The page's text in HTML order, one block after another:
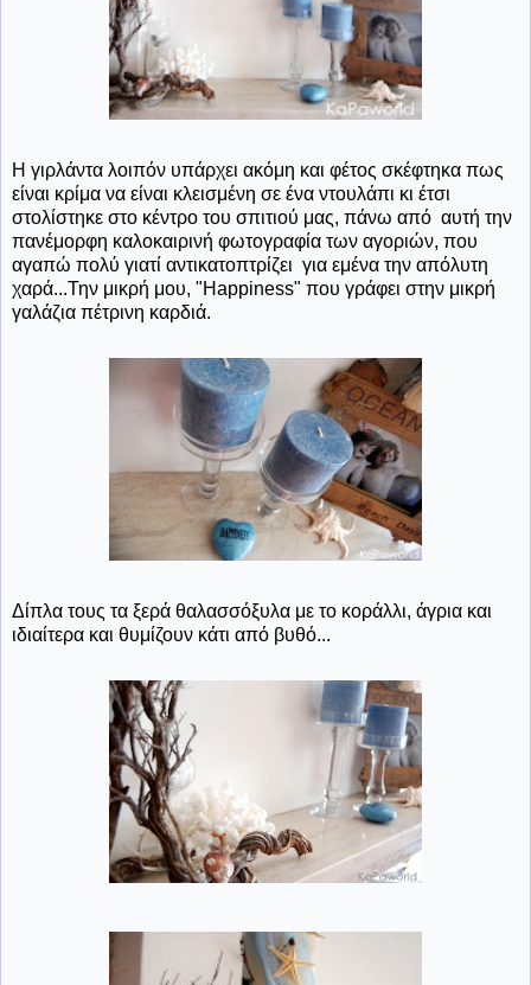
Η γιρλάντα λοιπόν υπάρχει ακόμη και φέτος σκέφτηκα πως
είναι κρίμα να είναι κλεισμένη σε ένα ντουλάπι κι έτσι
στολίστηκε στο κέντρο του σπιτιού μας, πάνω από αυτή την
πανέμορφη καλοκαιρινή φωτογραφία των αγοριών, που
αγαπώ πολύ γιατί αντικατοπτρίζει για εμένα την απόλυτη
χαρά...Την μικρή μου, "Happiness" που γράφει στην μικρή
γαλάζια πέτρινη καρδιά.
Δίπλα τους τα ξερά θαλασσόξυλα με το κοράλλι, άγρια και
ιδιαίτερα και θυμίζουν κάτι από βυθό...